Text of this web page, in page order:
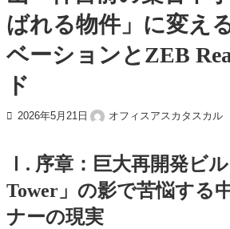
ばれる物件」に変え
ベーションとZEB
ド
2026年5月21日 オフィスアスカタスカル
Ⅰ. 序章：巨大再開発ビ
Tower」の影で苦悩する
ナーの現実